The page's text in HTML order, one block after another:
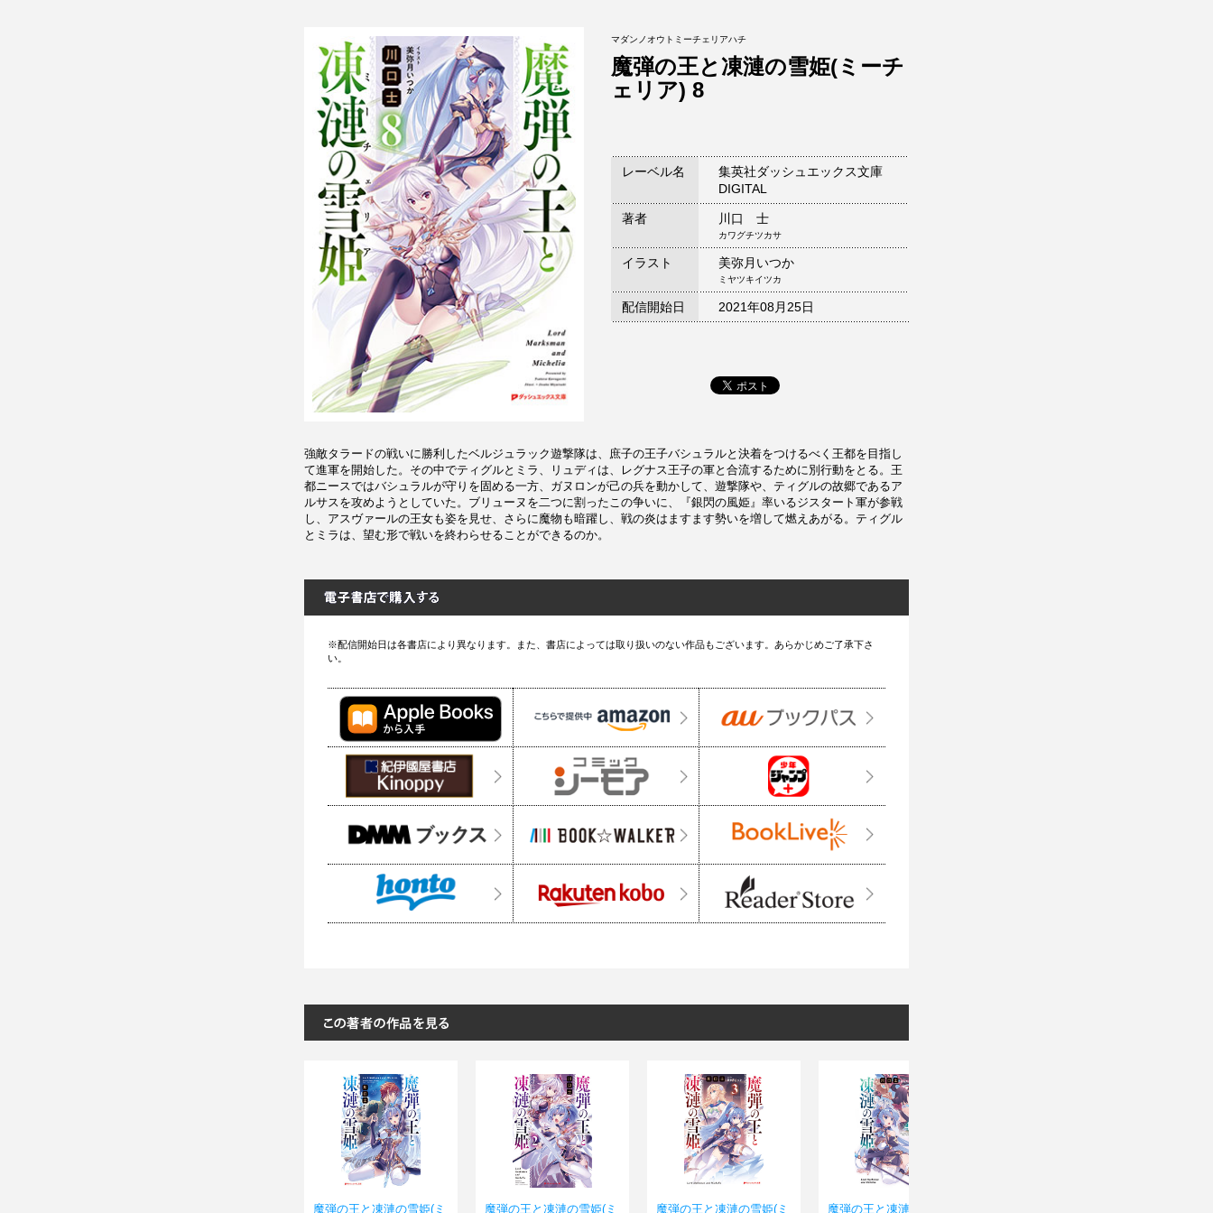
マダンノオウトミーチェリアハチ
魔弾の王と凍漣の雪姫(ミーチ
ェリア) 8
レーベル名
集英社ダッシュエックス文庫
DIGITAL
著者 川口 士
カワグチツカサ
イラスト 美弥月いつか
ミヤツキイツカ
配信開始日 2021年08月25日
強敵タラードの戦いに勝利したベルジュラック遊撃隊は、庶子の王子バシュラルと決着をつけるべく王都を目指し
て進軍を開始した。その中でティグルとミラ、リュディは、レグナス王子の軍と合流するために別行動をとる。王
都ニースではバシュラルが守りを固める一方、ガヌロンが己の兵を動かして、遊撃隊や、ティグルの故郷であるア
ルサスを攻めようとしていた。ブリューヌを二つに割ったこの争いに、『銀閃の風姫』率いるジスタート軍が参戦
し、アスヴァールの王女も姿を見せ、さらに魔物も暗躍し、戦の炎はますます勢いを増して燃えあがる。ティグル
とミラは、望む形で戦いを終わらせることができるのか。
※配信開始日は各書店により異なります。また、書店によっては取り扱いのない作品もございます。あらかじめご了承下さ
い。
魔弾の王と凍漣の雪姫(ミ 魔弾の王と凍漣の雪姫(ミ 魔弾の王と凍漣の雪姫(ミ 魔弾の王と凍漣の雪姫(ミ